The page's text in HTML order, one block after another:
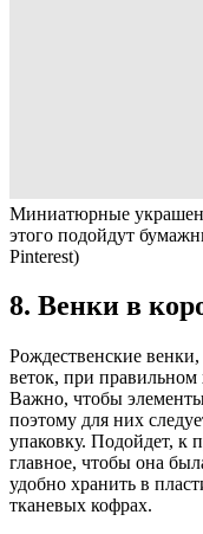
Миниатюрные
этого подойдут
Pinterest)
8. Венки в
Рождественские
веток, при правильном
Важно, чтобы
поэтому для них
упаковку. Подойдет, к
главное, чтобы она
удобно хранить в
тканевых кофрах.